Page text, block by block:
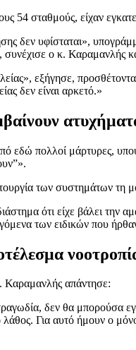
54 σταθμούς, είχαν
δεν υφίσταται»,
ο κ. Καραμανλής
εξήγησε,
δεν είναι αρκετό.»
πολλοί μάρτυρες,
των συστημάτων
ότι είχε βάλει
των ειδικών που
Καραμανλής απάντησε:
δεν θα μπορούσα
Για αυτό ήμουν ο